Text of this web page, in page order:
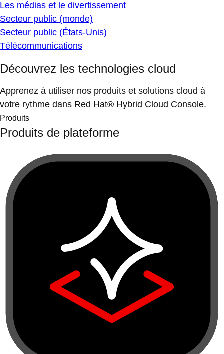
Les médias et le divertissement
Secteur public (monde)
Secteur public (États-Unis)
Télécommunications
Découvrez les technologies cloud
Apprenez à utiliser nos produits et solutions cloud à
votre rythme dans Red Hat® Hybrid Cloud Console.
Produits
Produits de plateforme